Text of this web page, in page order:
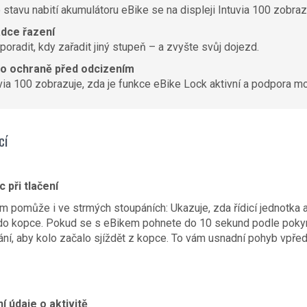
nabití akumulátoru eBike se na displeji Intuvia 100
řazení
kdy zařadit jiný stupeň – a zvyšte svůj dojezd.
ochraně před odcizením
100 zobrazuje, zda je funkce eBike Lock aktivní a podpora
při tlačení
pomůže i ve strmých stoupáních: Ukazuje, zda řídicí
kopce. Pokud se s eBikem pohnete do 10 sekund podle
aby kolo začalo sjíždět z kopce. To vám usnadní pohyb
údaje o aktivitě